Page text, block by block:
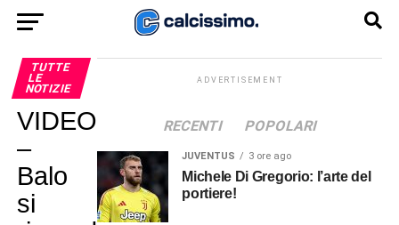
TUTTE
LE
NOTIZIE
VIDEO
–
Balo
si
ADVERTISEMENT
RECENTI POPOLARI
JUVENTUS 3 ore ago
Michele Di Gregorio: l’arte del
portiere!